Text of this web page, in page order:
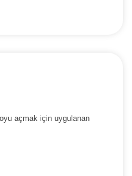
açmak için uygulanan